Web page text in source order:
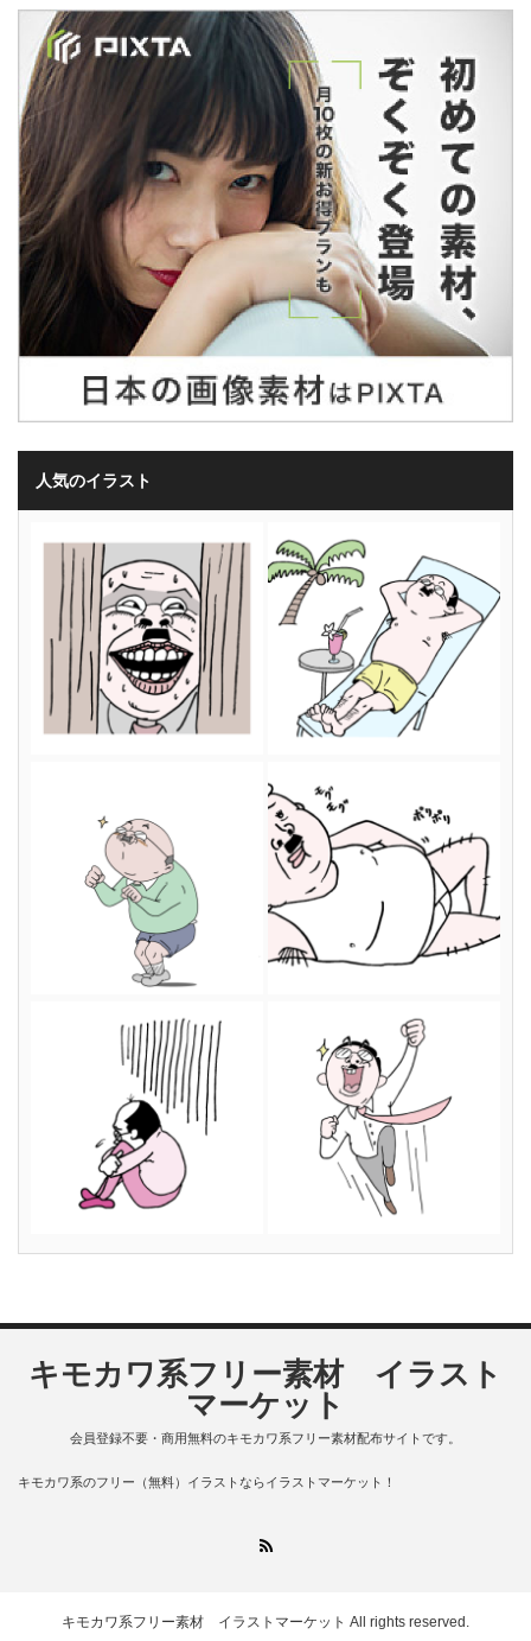
人気のイラスト
キモカワ系フリー素材 イラスト
マーケット
会員登録不要・商用無料のキモカワ系フリー素材配布サイトです。
キモカワ系のフリー（無料）イラストならイラストマーケット！
キモカワ系フリー素材 イラストマーケット All rights reserved.